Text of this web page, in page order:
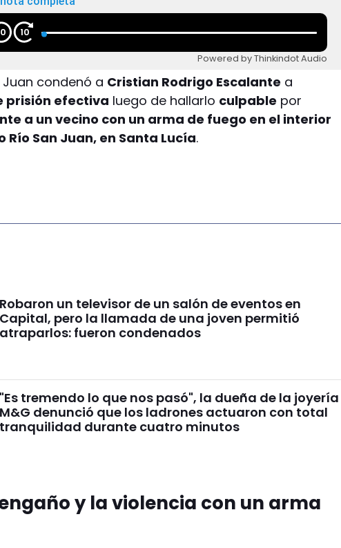
10
Powered by Thinkindot Audio
Juan condenó a Cristian Rodrigo Escalante a
prisión efectiva luego de hallarlo culpable por
a un vecino con un arma de fuego en el interior
San Juan, en Santa Lucía.
Robaron un televisor de un salón de eventos en
Capital, pero la llamada de una joven permitió
atraparlos: fueron condenados
"Es tremendo lo que nos pasó", la dueña de la joyería
M&G denunció que los ladrones actuaron con total
tranquilidad durante cuatro minutos
y la violencia con un arma